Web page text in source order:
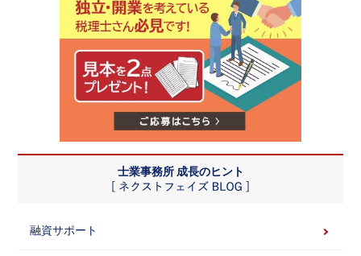
士業事務所 成長のヒント
融資サポート